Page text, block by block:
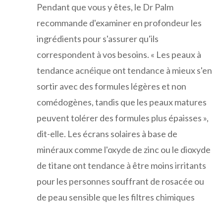
Pendant que vous y êtes, le Dr Palm
recommande d'examiner en profondeur les
ingrédients pour s'assurer qu'ils
correspondent à vos besoins. « Les peaux à
tendance acnéique ont tendance à mieux s'en
sortir avec des formules légères et non
comédogènes, tandis que les peaux matures
peuvent tolérer des formules plus épaisses »,
dit-elle. Les écrans solaires à base de
minéraux comme l'oxyde de zinc ou le dioxyde
de titane ont tendance à être moins irritants
pour les personnes souffrant de rosacée ou
de peau sensible que les filtres chimiques